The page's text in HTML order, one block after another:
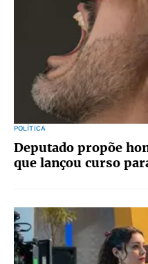
POLÍTICA
Deputado propõe
que lançou curso